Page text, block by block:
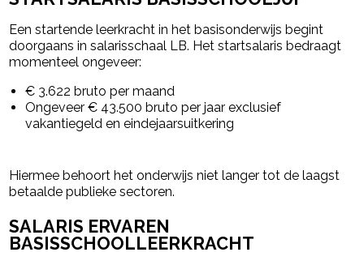
Een startende leerkracht in het basisonderwijs begint
doorgaans in salarisschaal LB. Het startsalaris bedraagt
momenteel ongeveer:
€ 3.622 bruto per maand
Ongeveer € 43.500 bruto per jaar exclusief
vakantiegeld en eindejaarsuitkering
Hiermee behoort het onderwijs niet langer tot de laagst
betaalde publieke sectoren.
SALARIS ERVAREN
BASISSCHOOLLEERKRACHT